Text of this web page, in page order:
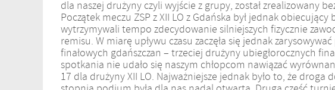
dla naszej drużyny czyli wyjście z grupy, został zrealizowany
Początek meczu ZSP z XII LO z Gdańska był jednak
wytrzymywali tempo zdecydowanie silniejszych fizycznie
remisu. W miarę upływu czasu zaczęła się jednak
finałowych gdańszczan – trzeciej drużyny ubiegłorocznych
spotkania nie udało się naszym chłopcom nawiązać
17 dla drużyny XII LO. Najważniejsze jednak było to, że droga